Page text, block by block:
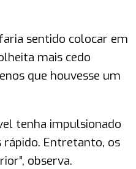
sentido colocar em
mais cedo
que houvesse um
tenha impulsionado
rápido. Entretanto, os
observa.